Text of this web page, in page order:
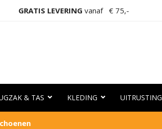
GRATIS LEVERING vanaf € 75,-
& TAS KLEDING UITRUSTING